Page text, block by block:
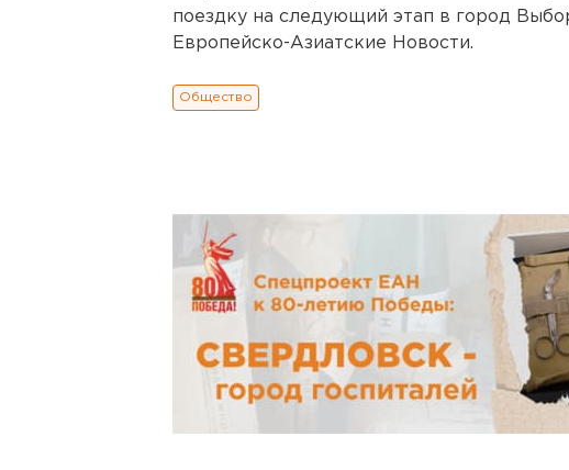
поездку на следующий этап в город
Европейско-Азиатские Новости.
Общество